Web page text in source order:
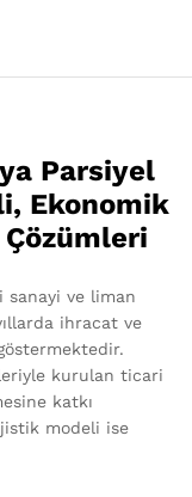
Parsiyel
Ekonomik
sanayi ve liman
ihracat ve
kurulan ticari
katkı
modeli ise